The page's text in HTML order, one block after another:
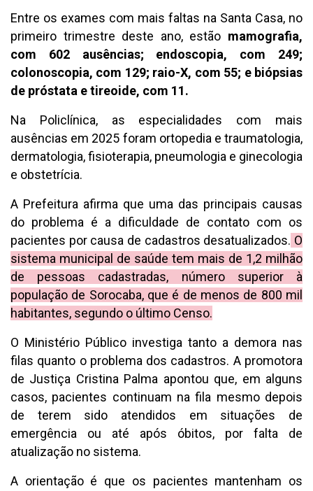
Entre os exames com mais faltas na Santa Casa, no
primeiro trimestre deste ano, estão mamografia,
com 602 ausências; endoscopia, com 249;
colonoscopia, com 129; raio-X, com 55; e biópsias
de próstata e tireoide, com 11.
Na Policlínica, as especialidades com mais
ausências em 2025 foram ortopedia e traumatologia,
dermatologia, fisioterapia, pneumologia e ginecologia
e obstetrícia.
A Prefeitura afirma que uma das principais causas
do problema é a dificuldade de contato com os
pacientes por causa de cadastros desatualizados. O
sistema municipal de saúde tem mais de 1,2 milhão
de pessoas cadastradas, número superior à
população de Sorocaba, que é de menos de 800 mil
habitantes, segundo o último Censo.
O Ministério Público investiga tanto a demora nas
filas quanto o problema dos cadastros. A promotora
de Justiça Cristina Palma apontou que, em alguns
casos, pacientes continuam na fila mesmo depois
de terem sido atendidos em situações de
emergência ou até após óbitos, por falta de
atualização no sistema.
A orientação é que os pacientes mantenham os